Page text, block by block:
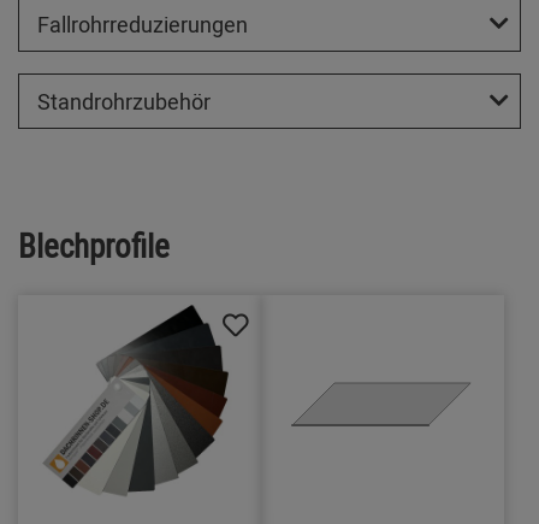
Fallrohrreduzierungen
Standrohrzubehör
Blechprofile